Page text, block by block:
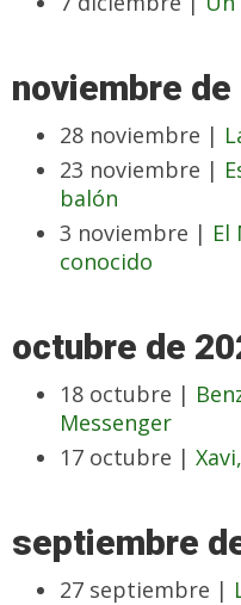
noviembre de
28 noviembre |
23 noviembre |
balón
3 noviembre | El
conocido
octubre de
18 octubre |
Messenger
17 octubre |
septiembre
27 septiembre |